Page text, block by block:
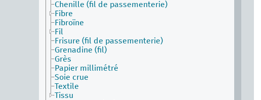
Chenille (fil de passementerie)
Fibre
Fibroïne
Fil
Frisure (fil de passementerie)
Grenadine (fil)
Grès
Papier millimétré
Soie crue
Textile
Tissu